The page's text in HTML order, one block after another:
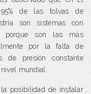
95% de las tolvas de
son sistemas con
porque son las más
por la falta de
de presión constante
mundial.
posibilidad de instalar